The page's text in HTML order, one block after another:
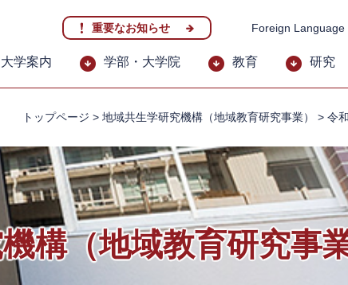
重要なお知らせ Foreign Language
大学案内 学部・大学院 教育 研究
トップページ > 地域共生学研究機構（地域教育研究事業） > 令
構（地域教育研究事